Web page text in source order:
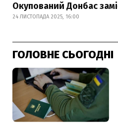
Окупований Донбас
24 ЛИСТОПАДА 2025, 16:00
ГОЛОВНЕ СЬОГОДНІ